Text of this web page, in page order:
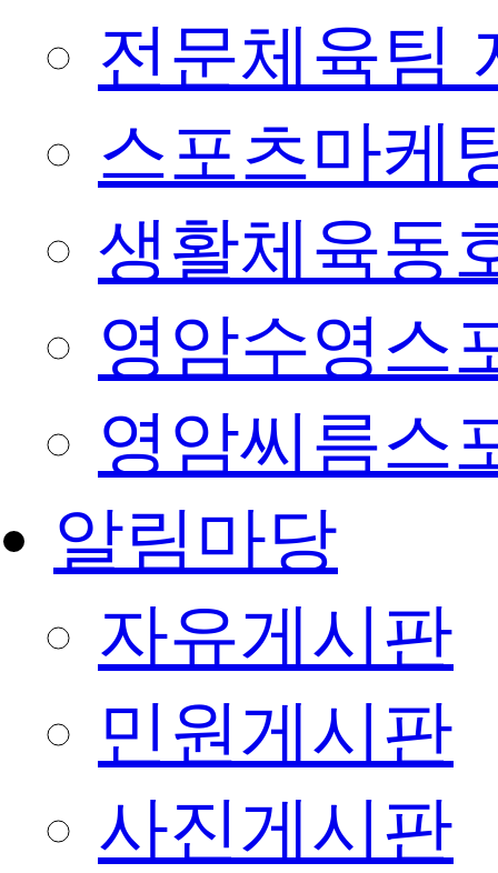
전문체육팀
스포츠마케
생활체육동
영암수영스
영암씨름스
알림마당
자유게시판
민원게시판
사진게시판